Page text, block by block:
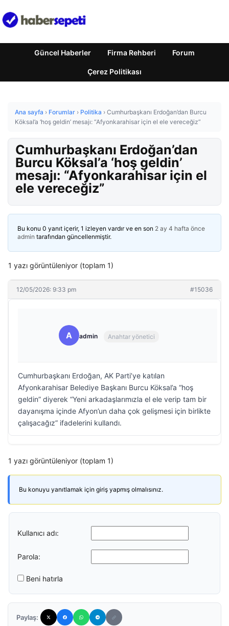
Güncel Haberler Firma Rehberi Forum
Çerez Politikası
Ana sayfa › Forumlar › Politika › Cumhurbaşkanı Erdoğan’dan Burcu
Köksal’a ‘hoş geldin’ mesajı: “Afyonkarahisar için el ele vereceğiz”
Cumhurbaşkanı Erdoğan’dan
Burcu Köksal’a ‘hoş geldin’
mesajı: “Afyonkarahisar için el
ele vereceğiz”
Bu konu 0 yanıt içerir, 1 izleyen vardır ve en son 2 ay 4 hafta önce
admin tarafından güncellenmiştir.
1 yazı görüntüleniyor (toplam 1)
12/05/2026: 9:33 pm #15036
A admin Anahtar yönetici
Cumhurbaşkanı Erdoğan, AK Parti’ye katılan
Afyonkarahisar Belediye Başkanı Burcu Köksal’a “hoş
geldin” diyerek “Yeni arkadaşlarımızla el ele verip tam bir
dayanışma içinde Afyon’un daha çok gelişmesi için birlikte
çalışacağız” ifadelerini kullandı.
1 yazı görüntüleniyor (toplam 1)
Bu konuyu yanıtlamak için giriş yapmış olmalısınız.
Kullanıcı adı:
Parola:
Beni hatırla
Paylaş: